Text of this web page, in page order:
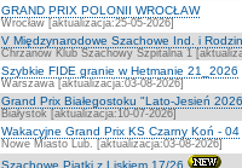
GRAND PRIX POLONII WROCŁAW
Wrocław [aktualizacja:25-05-2026]
V Międzynarodowe Szachowe Ind. i
Chrzanów Klub Szachowy Szpitalna 1
Szybkie FIDE granie w Hetmanie 21_2026
Warszawa [aktualizacja:03-08-2026]
Grand Prix Białegostoku "Lato-Jesień
Białystok [aktualizacja:10-07-2026]
Wakacyjne Grand Prix KS Czarny Koń - 04
Nowe Miasto Lub. [aktualizacja:03-08-2026]
Szachowe Piątki z Liskiem 17/26